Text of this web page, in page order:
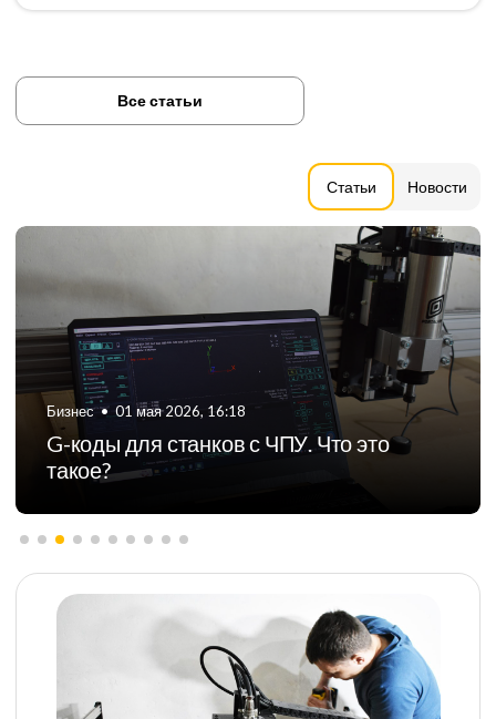
Статьи Новости
Все статьи
Бизнес • 01 мая 2026, 16:18
G-коды для станков с ЧПУ. Что это
такое?